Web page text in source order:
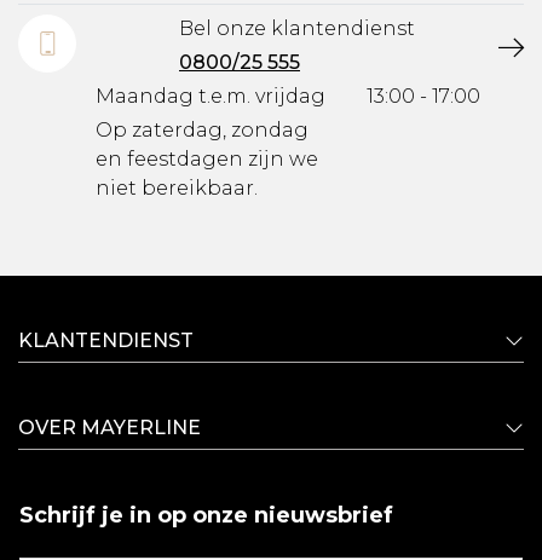
Bel onze klantendienst
0800/25 555
Maandag t.e.m. vrijdag
Op zaterdag, zondag
en feestdagen zijn we
niet bereikbaar.
13:00 - 17:00
KLANTENDIENST
OVER MAYERLINE
Schrijf je in op onze nieuwsbrief